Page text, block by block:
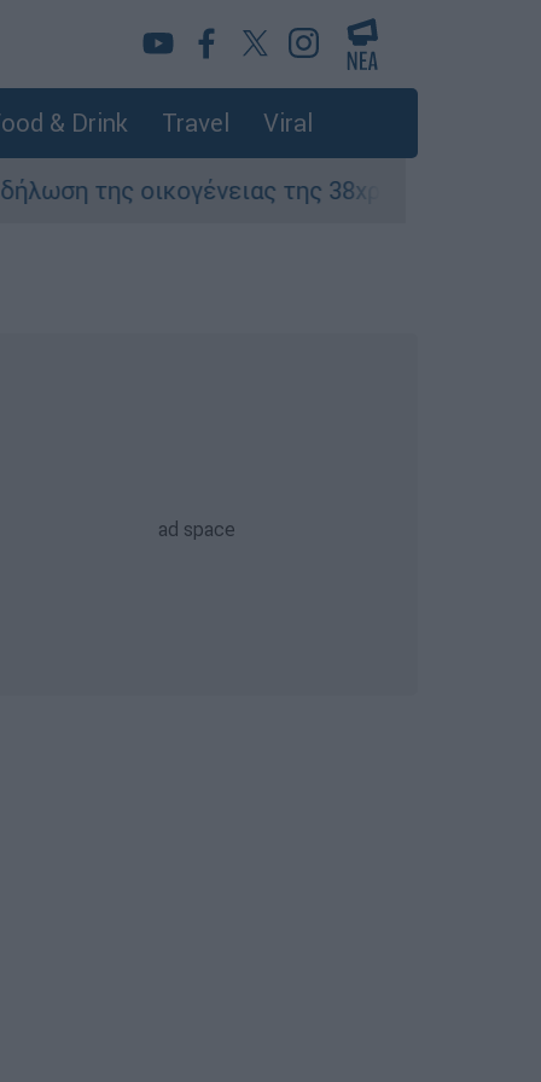
& Drink Travel Viral
οικογένειας της 38χρονης Βρετανίδας που